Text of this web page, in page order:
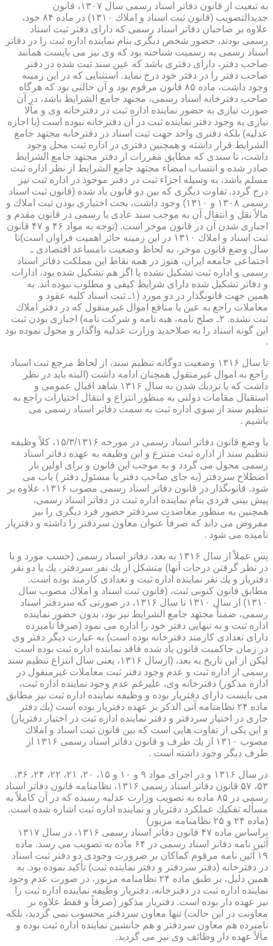
به تبعیت از قانون دفاتر اسناد رسمی سال ۱۳۰۷، قانون
جدیدالتصویب (قانون ثبت اسناد و املاك ۱۳۱۰) در ماده ۸۴ خود،
علاوه بر صاحبان دفاتر اسناد رسمی كه دارای دفتر ثبت اسناد
رسمی بودند، حضور شخص دیگری بنام نماینده اداره ثبت را در دفاتر
اسناد رسمی به رسمیت شناخته بود كه وی نیز می بایست همانند
صاحب دفتر، دارای دفتری باشد كه عین سند ثبت شده در دفتر
صاحب دفتر را در دفتر خود درج نماید. استثنایی كه در این زمینه
وجود داشت، ماده ۸۵ قانون مرقوم بود و آن حالتی بود كه هرگاه
صاحب دفترخانه اسناد رسمی، مجتهد جامع الشرایط باشد، در آن
صورت نیازی به حضور نماینده اداره ثبت در دفترخانه وی و مآلا
نیازی به وجود دفتر نماینده ثبت در آن دفترخانه نبوده است (با اجازه
عدلیه) بلكه دفتری واحد جهت ثبت اسناد در دفترخانه مجتهد جامع
الشرایط قرار داشته و همچنین دفتری در اداره ثبت محل وجود
داشت، تا سندی كه مطابق مقررات از دفتر مجتهد جامع الشرایط
صادر شده و انتساب امضاء مجتهد جامع الشرایط از نظر اداره ثبت
مسلم باشد، به وسیله اجزاء ثبت در دفتر موجود در اداره ثبت نیز
درج گردد. تفاوت دیگری كه بین دو قانون یاد شده (قانون ثبت اسناد
رسمی ۱۳۰۸ و ۱۳۱۰) وجود داشت، بحث اختیاری بودن ثبت املاك و
مالاً نقل و انتقال آن به موجب سند عادی یا رسمی در قانون مقدم و
اجباری شدن آن در قانون موخر است. (توجه به مواد ۴۶ و ۴۷ قانون
ثبت اسناد و املاك ۱۳۱۰ در این زمینه حائز اهمیت فراوان است)تا
سال وضع قانون موخر، به لحاظ وضعیت نامساعد اقتصادی ـ
اجتماعی جامعه ایران، هنوز در همه نقاط این مملكت دفاتر اسناد
رسمی و اداره ثبت تشكیل نشده یا اگر هم تشكیل شده بود، ادارات
و دفاتر تشكیل شده دارای شرایط كیفی و مطلوب نبوده اند. به
همین جهت قانونگذار در دو مورد (۱ـ ثبت اسناد كلیه عقود و
معاملات راجع به عین یا منافع اموال غیرمنقول كه در دفتر املاك
ثبت نشده. ۲ـ صلح نامه، هبه نامه و شركت نامه) اجباری بودن ثبت
این گونه اسناد را به صلاحدید وزارت عدلیه واگذار و محول نموده بود
.
تا سال ۱۳۱۶ وضعیت دوگانه تنظیم سند، از لحاظ مرجع ثبت اسناد
راجع به اموال غیرمنقول همچنان ادامه داشت (البته باید در نظر
داشت كه با نزدیك شدن به سال ۱۳۱۶ شاهد اقبال عمومی و
استقبال مقامات دولتی به منظور انتزاع و انتقال اختیارات راجع به
تنظیم سند از سوی اداره ثبت به سمت دفاتر اسناد رسمی می
باشیم .
با وضع قانون دفاتر اسناد رسمی در مورخه ۱۵/۳/۱۳۱۶، كلاً وظیفه
تنظیم سند از اداره ثبت منتزع و این وظیفه به عهده دفاتر اسناد
رسمی محول می گردد و به موجب این قانون و برای اولین بار
اصطلاح سردفتر (به جای صاحب دفتر یا مسئول دفتر ) باب می
شود. قانونگذار در قانون دفاتر اسناد رسمی مصوب ۱۳۱۶، علاوه بر
پیش بینی فردی بنام نماینده اداره ثبت در دفاتر اسناد رسمی،
همچنین به منظور معاضدت سردفتر حضور فرد دیگری را نیز
مفروض می داند كه صرفاً عنوان معاون سردفتر را داشته و دفتریار
نامیده می شود .
پس عملاً از سال ۱۳۱۶ به بعد، دفاتر اسناد رسمی (حسب مورد و با
در نظر گرفتن درجات آنها) متشكل از یك نفر سردفتر، یك یا دو نفر
دفتریار و یك نفر نماینده اداره ثبت و تعدادی كارمند بوده است.
مطابق قانون كنونی ثبت، (قانون ثبت اسناد و املاك مصوب سال
۱۳۱۰) از سال ۱۳۱۰ تا سال ۱۳۱۶، در صورتی كه سردفتر اسناد
رسمی، ضمناً مجتهد جامع الشرایط نیز بود، بدون حضور نماینده
اداره ثبت و به تنهایی دفتر خود را اداره می نمود (صرفاً نامبرده
دارای تعدادی كارمند دفترخانه بوده است) به عبارت دیگر دفتر وی
در زمان حاكمیت قانون یاد شده فاقد نماینده اداره ثبت بوده است
لیكن از این تاریخ به بعد، (ازسال ۱۳۱۶، یعنی سال انتزاع تنظیم سند
رسمی از اداره ثبت و عدم وجود دفتر ثبت معاملات غیرمنقول در
اداره مذكور) دفترخانه وی، علیرغم عدم وجود نماینده اداره ثبت،
می بایست دارای دفتریار بوده و وظیفه نماینده اداره ثبت نیز مطابق
ماده ۲۴ نظامنامه آتی الذكر بر عهده دفتریار بوده است (یك دفتر
جاری در اختیار سردفتر و دفتر نماینده اداره ثبت در اختیار دفتریار)
و این یكی از تفاوت هایی است كه بین قانون ثبت اسناد و املاك
مصوب ۱۳۱۰ از یك طرف و قانون دفاتر اسناد رسمی ۱۳۱۶ از
طرف دیگر وجود داشته است .
در سال ۱۳۱۶ و در اجرای مواد ۹ و ۱۰ و ۱۵، ۲۰، ۲۱، ۲۲، ۲۴، ۳۶،
۵۳، ۵۷ قانون دفاتر اسناد رسمی ۱۳۱۶، نظامنامه قانون دفاتر اسناد
رسمی در ۸۵ ماده به تصویب وزارت عدلیه رسیده كه در آن كاملاً به
مسأله تفكیك عملكرد دفتریار و نماینده اداره ثبت اشاره شده است.
(ماده ۲۴ و ۲۵ نظامنامه مزبور)
براساس ماده ۴۷ قانون دفاتر اسناد رسمی ۱۳۱۶، در سال ۱۳۱۷
آئین نامه دفاتر اسناد رسمی در ۶۴ ماده به تصویب می رسد. ماده
۱۹ آئین نامه مرقوم كماكان بر ضرورت وجودی دو دفتر ثبت اسناد
در دفترخانه (دفتر سردفتر و دفتر نماینده ثبت) تأكید نموده بود. به
همین دلیل، بر طبق ماده ۲۴ نظامنامه مزبور، در صورت عدم وجود
نماینده اداره ثبت در دفترخانه، دفتریار وظیفه نماینده اداره ثبت را
نیز عهده دار بوده است. دفتریار مذكور (صرفاً و فقط علاوه بر
معاونت در این حالت) تنها معاون سردفتر محسوب نمی گردید، بلكه
نامبرده هم معاون سردفتر و هم جانشین نماینده اداره ثبت بوده و
مآلاً عهده دار وظائف وی نیز می گردید.